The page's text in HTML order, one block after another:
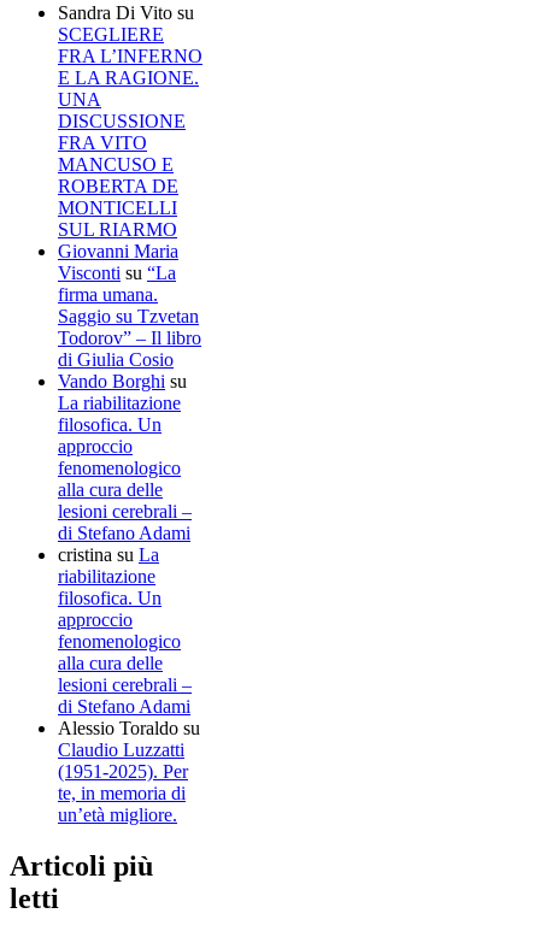
Sandra Di Vito su
SCEGLIERE
FRA L’INFERNO
E LA RAGIONE.
UNA
DISCUSSIONE
FRA VITO
MANCUSO E
ROBERTA DE
MONTICELLI
SUL RIARMO
Giovanni Maria
Visconti su “La
firma umana.
Saggio su Tzvetan
Todorov” – Il libro
di Giulia Cosio
Vando Borghi su
La riabilitazione
filosofica. Un
approccio
fenomenologico
alla cura delle
lesioni cerebrali –
di Stefano Adami
cristina su La
riabilitazione
filosofica. Un
approccio
fenomenologico
alla cura delle
lesioni cerebrali –
di Stefano Adami
Alessio Toraldo su
Claudio Luzzatti
(1951-2025). Per
te, in memoria di
un’età migliore.
Articoli più
letti